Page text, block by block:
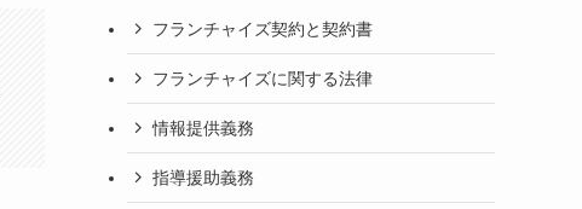
フランチャイズ契約と契約書
フランチャイズに関する法律
情報提供義務
指導援助義務